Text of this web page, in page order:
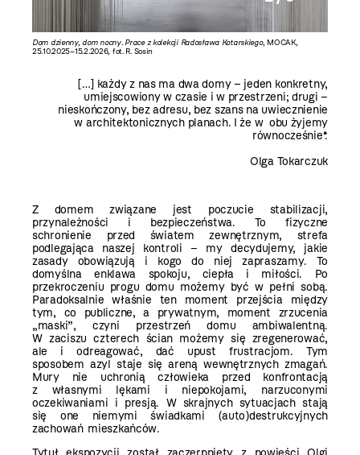
Dom dzienny, dom nocny. Prace z kolekcji Radosława Kotarskiego, MOCAK,
25.10.2025–15.2.2026, fot. R. Sosin
[…] każdy z nas ma dwa domy – jeden konkretny,
umiejscowiony w czasie i w przestrzeni; drugi –
nieskończony, bez adresu, bez szans na uwiecznienie
w architektonicznych planach. I że w obu żyjemy
równocześnie*.
Olga Tokarczuk
Z domem związane jest poczucie stabilizacji,
przynależności i bezpieczeństwa. To fizyczne
schronienie przed światem zewnętrznym, strefa
podlegająca naszej kontroli – my decydujemy, jakie
zasady obowiązują i kogo do niej zapraszamy. To
domyślna enklawa spokoju, ciepła i miłości. Po
przekroczeniu progu domu możemy być w pełni sobą.
Paradoksalnie właśnie ten moment przejścia między
tym, co publiczne, a prywatnym, moment zrzucenia
„maski”, czyni przestrzeń domu ambiwalentną.
W zaciszu czterech ścian możemy się zregenerować,
ale i odreagować, dać upust frustracjom. Tym
sposobem azyl staje się areną wewnętrznych zmagań.
Mury nie uchronią człowieka przed konfrontacją
z własnymi lękami i niepokojami, narzuconymi
oczekiwaniami i presją. W skrajnych sytuacjach stają
się one niemymi świadkami (auto)destrukcyjnych
zachowań mieszkańców.